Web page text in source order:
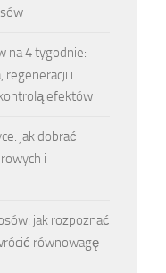
na 4 tygodnie:
regeneracji i
efektów
jak dobrać
i
jak rozpoznać
równowagę